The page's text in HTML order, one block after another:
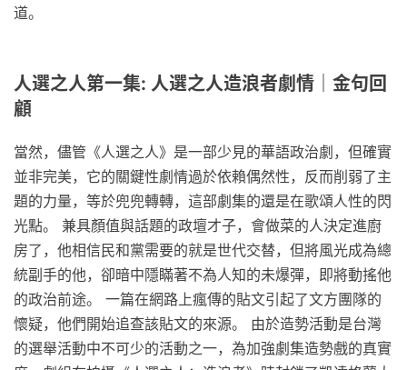
道。
人選之人第一集: 人選之人造浪者劇情｜金句回
顧
當然，儘管《人選之人》是一部少見的華語政治劇，但確實
並非完美，它的關鍵性劇情過於依賴偶然性，反而削弱了主
題的力量，等於兜兜轉轉，這部劇集的還是在歌頌人性的閃
光點。 兼具顏值與話題的政壇才子，會做菜的人決定進廚
房了，他相信民和黨需要的就是世代交替，但​將風光成為總
統副手的他，卻暗中隱瞞著不為人知的未爆彈，即將動搖他
的政治前途。 一篇在網路上瘋傳的貼文引起了文方團隊的
懷疑，他們開始追查該貼文的來源。 由於造勢活動是台灣
的選舉活動中不可少的活動之一，為加強劇集造勢戲的真實